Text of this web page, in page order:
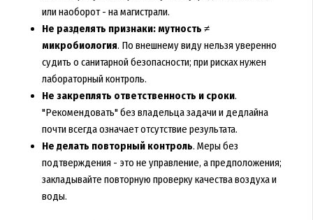
или наоборот - на магистрали.
Не разделять признаки: мутность ≠
микробиология. По внешнему виду нельзя уверенно
судить о санитарной безопасности; при рисках нужен
лабораторный контроль.
Не закреплять ответственность и сроки.
"Рекомендовать" без владельца задачи и дедлайна
почти всегда означает отсутствие результата.
Не делать повторный контроль. Меры без
подтверждения - это не управление, а предположения;
закладывайте повторную проверку качества воздуха и
воды.